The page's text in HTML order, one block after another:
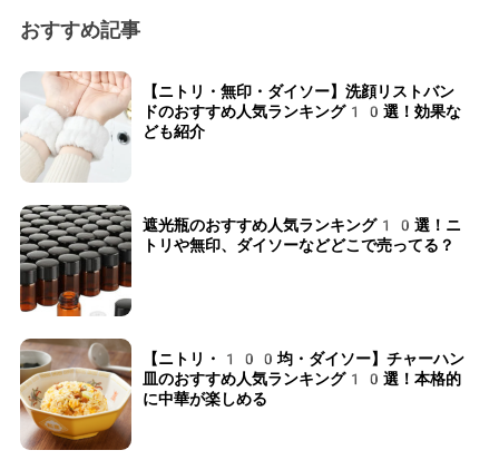
おすすめ記事
【ニトリ・無印・ダイソー】洗顔リストバン
ドのおすすめ人気ランキング10選！効果な
ども紹介
遮光瓶のおすすめ人気ランキング10選！ニ
トリや無印、ダイソーなどどこで売ってる？
【ニトリ・100均・ダイソー】チャーハン
皿のおすすめ人気ランキング10選！本格的
に中華が楽しめる